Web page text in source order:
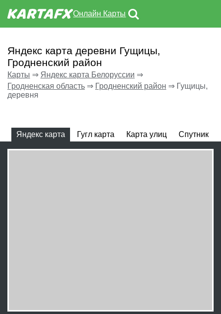
Онлайн Карты
Яндекс карта деревни Гущицы,
Гродненский район
Карты ⇒ Яндекс карта Белоруссии ⇒
Гродненская область ⇒ Гродненский район ⇒ Гущицы,
деревня
Яндекс карта Гугл карта Карта улиц Спутник